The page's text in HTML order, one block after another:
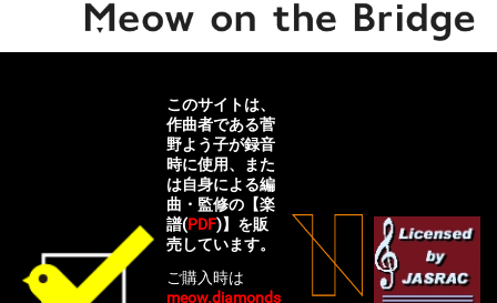
このサイトは、
作曲者である菅
野よう子が録音
時に使用、また
は自身による編
曲・監修の【楽
譜(PDF)】を販
売しています。
ご購入時は
meow.diamonds